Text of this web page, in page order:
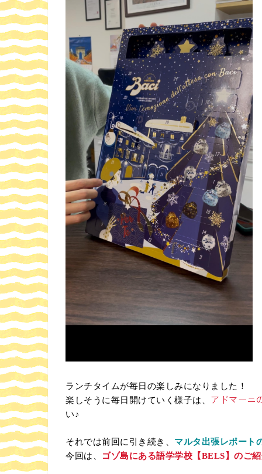
ランチタイムが毎日の楽しみになりました！
楽しそうに毎日開けていく様子は、 アドマーニ
い♪
それでは前回に引き続き、 マルタ出張レポート
今回は、
ゴゾ島にある語学学校【BELS】のご